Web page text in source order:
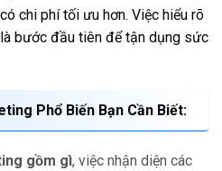
chi phí tối ưu hơn. Việc hiểu rõ
là bước đầu tiên để tận dụng sức
Phổ Biến Bạn Cần Biết:
gồm gì, việc nhận diện các